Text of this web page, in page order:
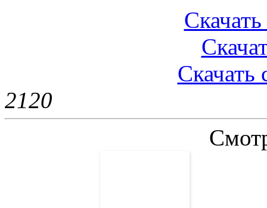
Скачать
2120